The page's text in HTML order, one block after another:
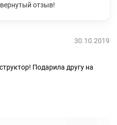
отзыв!
30.10.2019
Подарила другу на